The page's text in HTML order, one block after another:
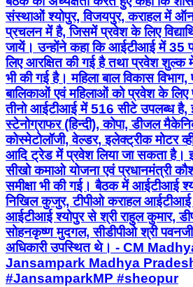
संस्थाओं श्योपुर, विजयपुर, कराहल में
प्रचलन में है, जिसमें प्रवेश के लिए
जायें। उन्होंने कहा कि आईटीआई में 35
लिए आरक्षित की गई है तथा प्रवेश शुल्क
भी की गई है। महिला बाल विकास विभाग,
बालिकाओं एवं महिलाओं को प्रवेश के
तीनो आईटीआई में 516 सीटे उपलब्ध
स्टेनोग्राफर (हिन्दी), कोपा, डीजल
कोस्मेटोलॉजी, वेल्डर, इलेक्ट्रीक मोटर
आदि ट्रेड में प्रवेश लिया जा सकता है।
सीखो कमाओ योजना एवं प्रधानमंत्री
समीक्षा भी की गई। बैठक में आईटीआई
निखिल कुजुर, टीपीओ कराहल
आईटीआई श्योपुर से श्री राहुल कुमार,
सोहनकृष्ण मुदगल, सीडीपीओ श्री
अधिकारी उपस्थित थे। - CM
Jansampark Madhya
#JansamparkMP #sheopur